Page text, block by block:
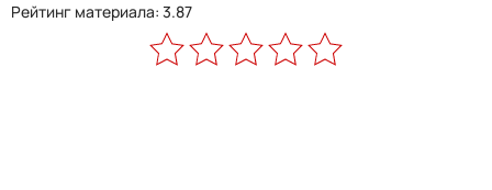
Рейтинг материала: 3.87